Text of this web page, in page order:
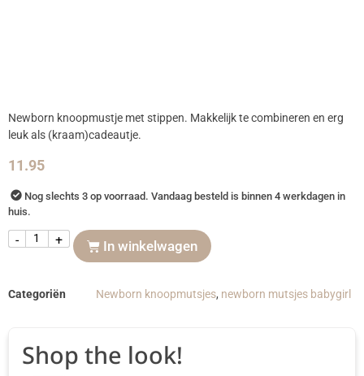
Newborn knoopmustje met stippen. Makkelijk te combineren en erg
leuk als (kraam)cadeautje.
11.95
Nog slechts 3 op voorraad. Vandaag besteld is binnen 4 werkdagen in
huis.
- + In winkelwagen
Categoriën Newborn knoopmutsjes, newborn mutsjes babygirl
Shop the look!